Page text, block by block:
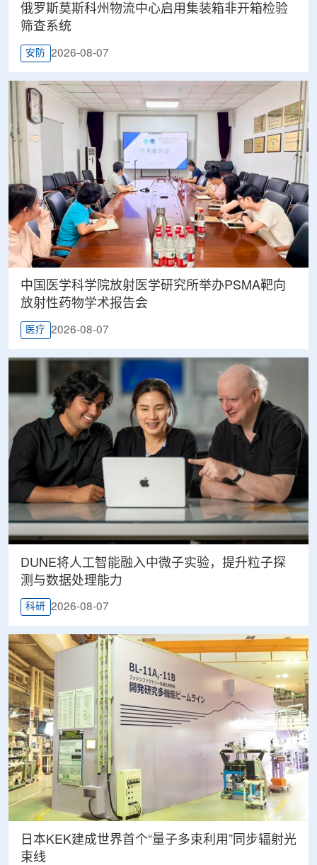
俄罗斯莫斯科州物流中心启用集装箱非开箱检验
筛查系统
安防 2026-08-07
中国医学科学院放射医学研究所举办PSMA靶向
放射性药物学术报告会
医疗 2026-08-07
DUNE将人工智能融入中微子实验，提升粒子探
测与数据处理能力
科研 2026-08-07
日本KEK建成世界首个“量子多束利用”同步辐射光
束线